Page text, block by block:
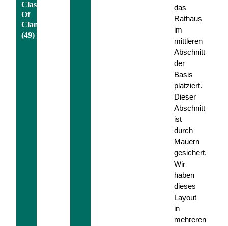
Clash
Of
Clans
(49)
das
Rathaus
im
mittleren
Abschnitt
der
Basis
platziert.
Dieser
Abschnitt
ist
durch
Mauern
gesichert.
Wir
haben
dieses
Layout
in
mehreren